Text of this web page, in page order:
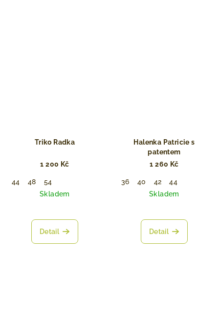
Triko Radka
1 200 Kč
44 48
54
Skladem
Detail
Halenka Patricie s
patentem
1 260 Kč
36 40 42
44
Skladem
Detail